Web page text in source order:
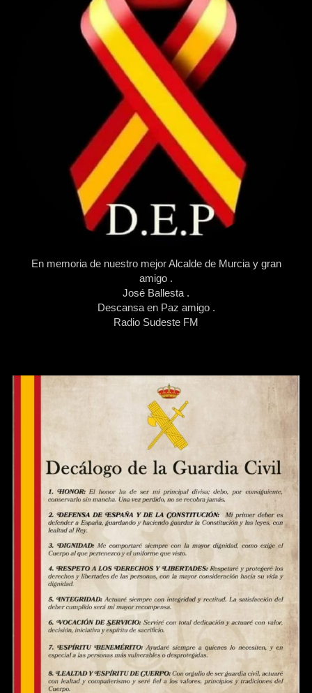
En memoria de nuestro mejor Alcalde de Murcia y gran
amigo .
José Ballesta .
Descansa en Paz amigo .
Radio Sudeste FM